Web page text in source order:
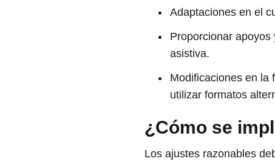
Adaptaciones en el
Proporcionar
asistiva.
Modificaciones en la
utilizar formatos
¿Cómo se
Los ajustes razonables